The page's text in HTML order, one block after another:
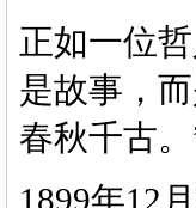
正如一位哲
是故事，
春秋千古。
1899年12